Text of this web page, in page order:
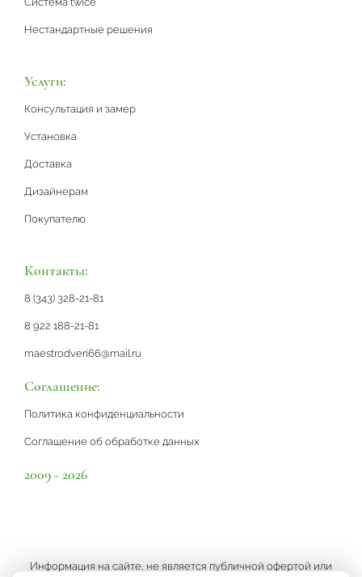
Нестандартные решения
Услуги:
Консультация и замер
Установка
Доставка
Дизайнерам
Покупателю
Контакты:
8 (343) 328-21-81
8 922 188-21-81
maestrodveri66@mail.ru
Соглашение:
Политика конфиденциальности
Соглашение об обработке данных
2009 - 2026
Информация на сайте, не является публичной офертой или